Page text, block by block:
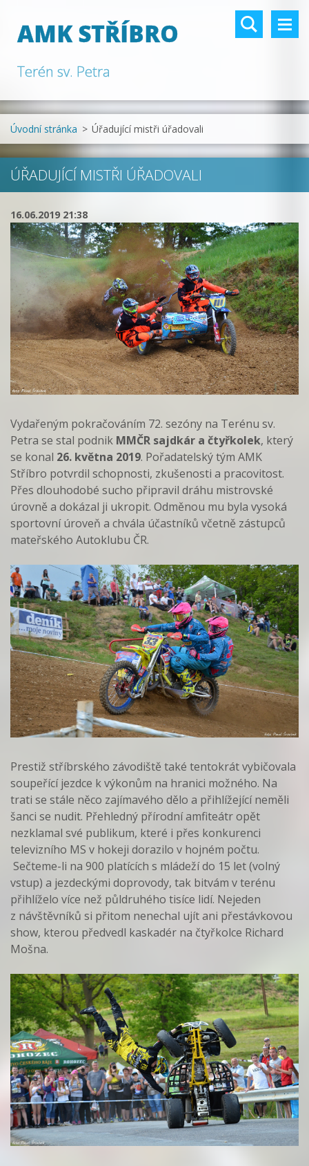
AMK STŘÍBRO
Terén sv. Petra
Úvodní stránka > Úřadující mistři úřadovali
ÚŘADUJÍCÍ MISTŘI ÚŘADOVALI
16.06.2019 21:38
Vydařeným pokračováním 72. sezóny na Terénu sv.
Petra se stal podnik MMČR sajdkár a čtyřkolek, který
se konal 26. května 2019. Pořadatelský tým AMK
Stříbro potvrdil schopnosti, zkušenosti a pracovitost.
Přes dlouhodobé sucho připravil dráhu mistrovské
úrovně a dokázal ji ukropit. Odměnou mu byla vysoká
sportovní úroveň a chvála účastníků včetně zástupců
mateřského Autoklubu ČR.
Prestiž stříbrského závodiště také tentokrát vybičovala
soupeřící jezdce k výkonům na hranici možného. Na
trati se stále něco zajímavého dělo a přihlížející neměli
šanci se nudit. Přehledný přírodní amfiteátr opět
nezklamal své publikum, které i přes konkurenci
televizního MS v hokeji dorazilo v hojném počtu.
Sečteme-li na 900 platících s mládeží do 15 let (volný
vstup) a jezdeckými doprovody, tak bitvám v terénu
přihlíželo více než půldruhého tisíce lidí. Nejeden
z návštěvníků si přitom nenechal ujít ani přestávkovou
show, kterou předvedl kaskadér na čtyřkolce Richard
Mošna.